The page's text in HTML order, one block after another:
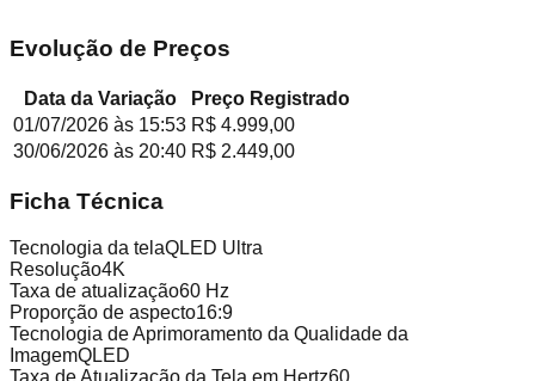
Evolução de Preços
Data da Variação
Preço Registrado
01/07/2026 às 15:53 R$ 4.999,00
30/06/2026 às 20:40 R$ 2.449,00
Ficha Técnica
Tecnologia da telaQLED Ultra
Resolução4K
Taxa de atualização60 Hz
Proporção de aspecto16:9
Tecnologia de Aprimoramento da Qualidade da
ImagemQLED
Taxa de Atualização da Tela em Hertz60